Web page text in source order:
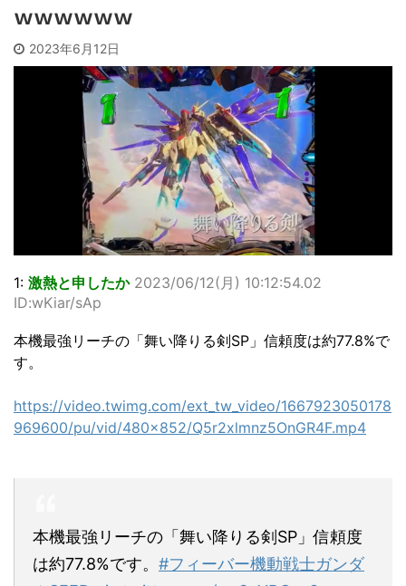
ｗｗｗｗｗｗ
2023年6月12日
1: 激熱と申したか 2023/06/12(月) 10:12:54.02
ID:wKiar/sAp
本機最強リーチの「舞い降りる剣SP」信頼度は約77.8%で
す。
https://video.twimg.com/ext_tw_video/1667923050178
969600/pu/vid/480x852/Q5r2xlmnz5OnGR4F.mp4
本機最強リーチの「舞い降りる剣SP」信頼度
は約77.8%です。 #フィーバー機動戦士ガンダ